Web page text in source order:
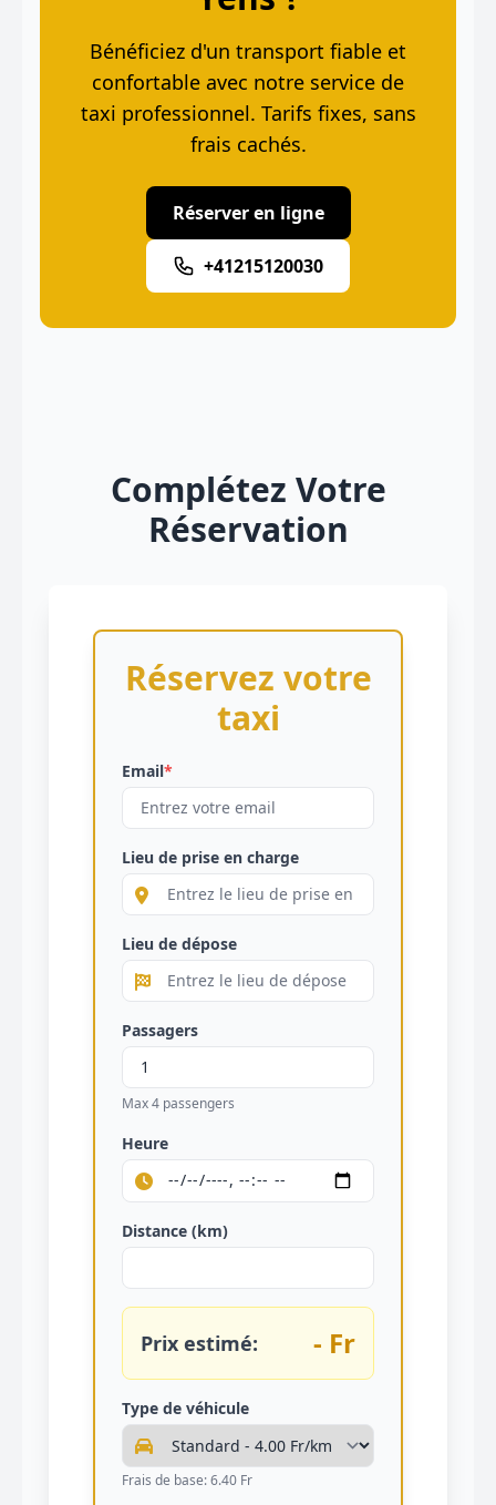
Bénéficiez d'un transport fiable et
confortable avec notre service de
taxi professionnel. Tarifs fixes, sans
frais cachés.
Réserver en ligne
+41215120030
Complétez Votre
Réservation
Réservez votre
taxi
Email*
Lieu de prise en charge
Lieu de dépose
Passagers
Max 4 passengers
Heure
Distance (km)
Prix estimé: - Fr
Type de véhicule
Frais de base: 6.40 Fr